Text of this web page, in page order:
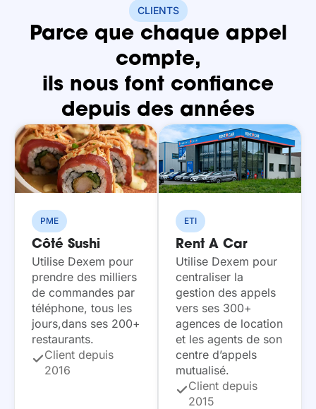
CLIENTS
Parce que chaque appel
compte,
ils nous font confiance
depuis des années
PME
Côté Sushi
Utilise Dexem pour
prendre des milliers
de commandes par
téléphone, tous les
jours,dans ses 200+
restaurants.
Client depuis
2016
ETI
Rent A Car
Utilise Dexem pour
centraliser la
gestion des appels
vers ses 300+
agences de location
et les agents de son
centre d’appels
mutualisé.
Client depuis
2015